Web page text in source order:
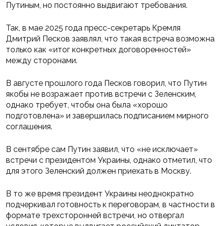
Путиным, но постоянно выдвигают требования.
Так, в мае 2025 года пресс-секретарь Кремля
Дмитрий Песков заявлял, что такая встреча возможна
только как «итог конкретных договоренностей»
между сторонами.
В августе прошлого года Песков говорил, что Путин
якобы не возражает против встречи с Зеленским,
однако требует, чтобы она была «хорошо
подготовлена» и завершилась подписанием мирного
соглашения.
В сентябре сам Путин заявил, что «не исключает»
встречи с президентом Украины, однако отметил, что
для этого Зеленский должен приехать в Москву.
В то же время президент Украины неоднократно
подчеркивал готовность к переговорам, в частности в
формате трехсторонней встречи, но отвергал